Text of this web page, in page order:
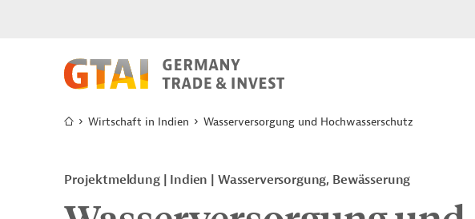
Wirtschaft in Indien Wasserversorgung und Hochwasserschutz
Projektmeldung Indien Wasserversorgung, Bewässerung